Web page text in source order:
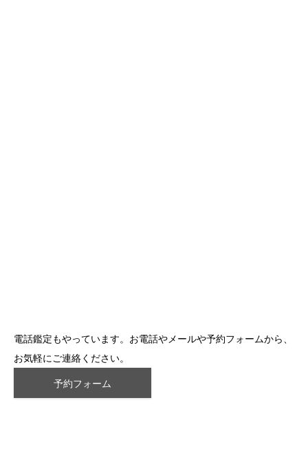
電話鑑定もやっています。お電話やメールや予約フォームから、
お気軽にご連絡ください。
予約フォーム